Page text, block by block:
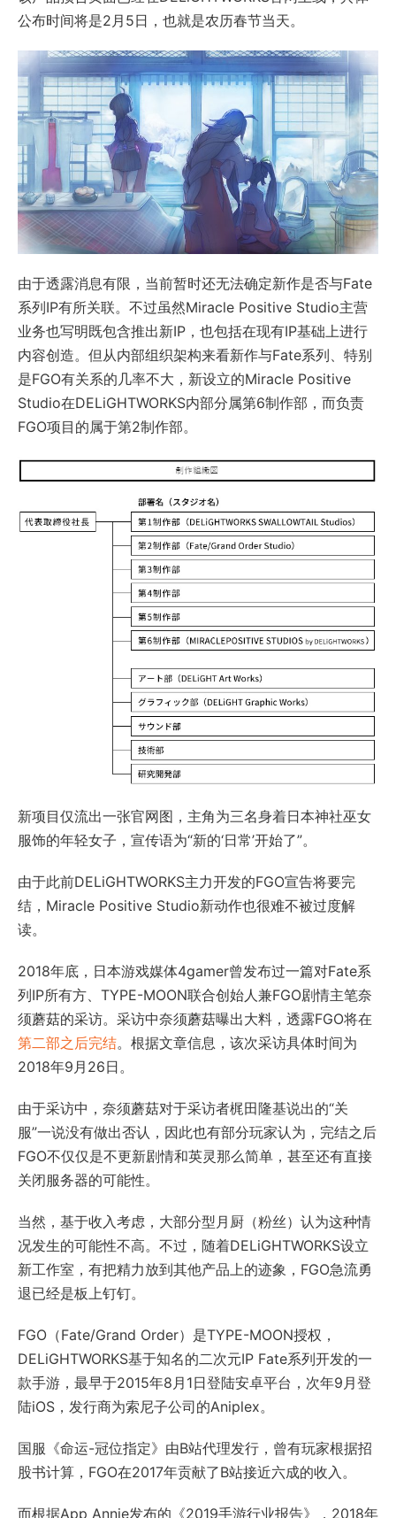
公布时间将是2月5日，也就是农历春节当天。
由于透露消息有限，当前暂时还无法确定新作是否与Fate
系列IP有所关联。不过虽然Miracle Positive Studio主营
业务也写明既包含推出新IP，也包括在现有IP基础上进行
内容创造。但从内部组织架构来看新作与Fate系列、特别
是FGO有关系的几率不大，新设立的Miracle Positive
Studio在DELiGHTWORKS内部分属第6制作部，而负责
FGO项目的属于第2制作部。
新项目仅流出一张官网图，主角为三名身着日本神社巫女
服饰的年轻女子，宣传语为“新的‘日常’开始了”。
由于此前DELiGHTWORKS主力开发的FGO宣告将要完
结，Miracle Positive Studio新动作也很难不被过度解
读。
2018年底，日本游戏媒体4gamer曾发布过一篇对Fate系
列IP所有方、TYPE-MOON联合创始人兼FGO剧情主笔奈
须蘑菇的采访。采访中奈须蘑菇曝出大料，透露FGO将在
第二部之后完结。根据文章信息，该次采访具体时间为
2018年9月26日。
由于采访中，奈须蘑菇对于采访者梶田隆基说出的“关
服”一说没有做出否认，因此也有部分玩家认为，完结之后
FGO不仅仅是不更新剧情和英灵那么简单，甚至还有直接
关闭服务器的可能性。
当然，基于收入考虑，大部分型月厨（粉丝）认为这种情
况发生的可能性不高。不过，随着DELiGHTWORKS设立
新工作室，有把精力放到其他产品上的迹象，FGO急流勇
退已经是板上钉钉。
FGO（Fate/Grand Order）是TYPE-MOON授权，
DELiGHTWORKS基于知名的二次元IP Fate系列开发的一
款手游，最早于2015年8月1日登陆安卓平台，次年9月登
陆iOS，发行商为索尼子公司的Aniplex。
国服《命运-冠位指定》由B站代理发行，曾有玩家根据招
股书计算，FGO在2017年贡献了B站接近六成的收入。
而根据App Annie发布的《2019手游行业报告》，2018年